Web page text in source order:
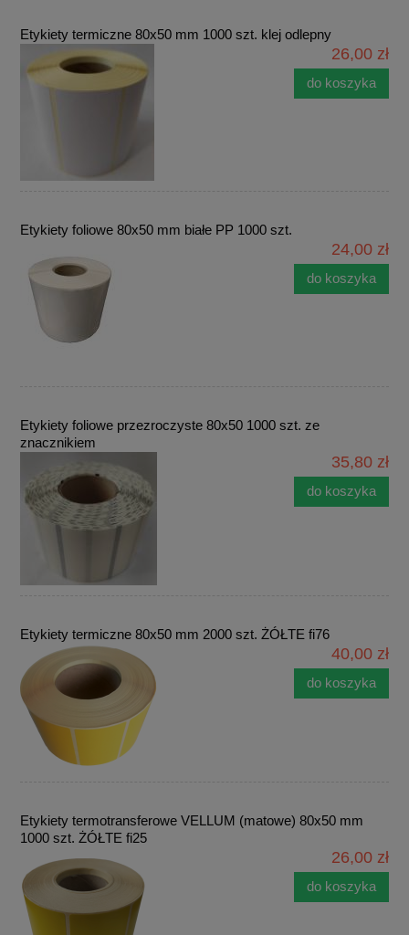
Etykiety termiczne 80x50 mm 1000 szt. klej odlepny
26,00 zł
do koszyka
Etykiety foliowe 80x50 mm białe PP 1000 szt.
24,00 zł
do koszyka
Etykiety foliowe przezroczyste 80x50 1000 szt. ze
znacznikiem
35,80 zł
do koszyka
Etykiety termiczne 80x50 mm 2000 szt. ŻÓŁTE fi76
40,00 zł
do koszyka
Etykiety termotransferowe VELLUM (matowe) 80x50 mm
1000 szt. ŻÓŁTE fi25
26,00 zł
do koszyka